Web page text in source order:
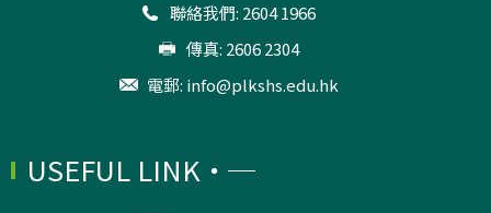
聯絡我們: 2604 1966
傳真: 2606 2304
電郵: info@plkshs.edu.hk
USEFUL LINK